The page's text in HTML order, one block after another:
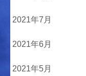
2021年7月
2021年6月
2021年5月